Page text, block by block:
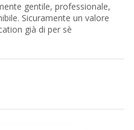
gentile, professionale,
Sicuramente un valore
già di per sè